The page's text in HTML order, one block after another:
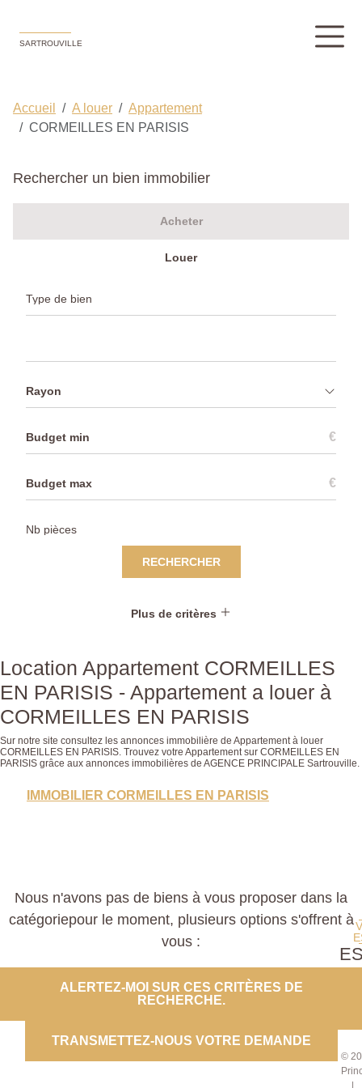
SARTROUVILLE
Accueil A louer
Appartement
CORMEILLES EN PARISIS
Rechercher un bien immobilier
Acheter
Louer
Rayon
€
€
RECHERCHER
Plus de critères
Location Appartement CORMEILLES
EN PARISIS - Appartement a louer à
CORMEILLES EN PARISIS
Sur notre site consultez les annonces immobilière de Appartement à louer
CORMEILLES EN PARISIS. Trouvez votre Appartement sur CORMEILLES EN
PARISIS grâce aux annonces immobilières de AGENCE PRINCIPALE Sartrouville.
IMMOBILIER CORMEILLES EN PARISIS
Nous n'avons pas de biens à vous proposer dans la
catégoriepour le moment, plusieurs options s'offrent à
vous :
ALERTEZ-MOI SUR CES CRITÈRES DE
RECHERCHE.
TRANSMETTEZ-NOUS VOTRE DEMANDE
©